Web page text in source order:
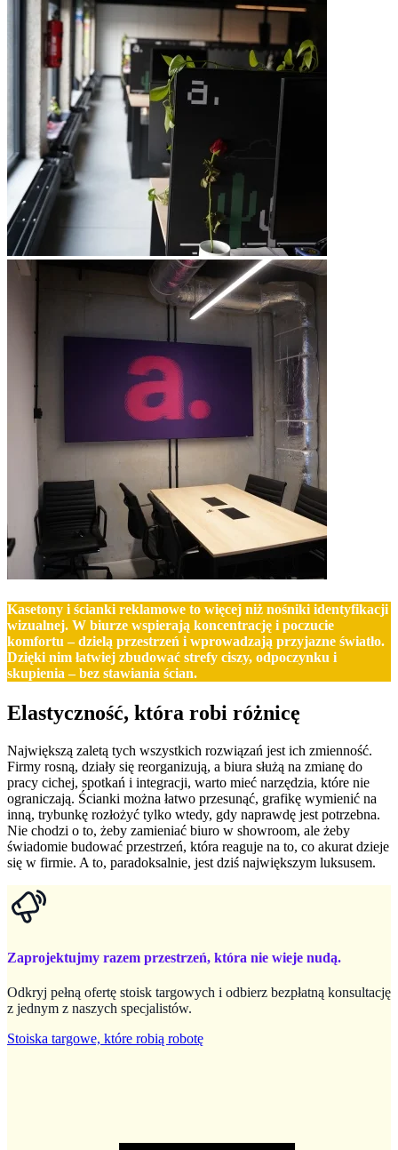
Kasetony i ścianki reklamowe to więcej niż nośniki identyfikacji
wizualnej. W biurze wspierają koncentrację i poczucie
komfortu – dzielą przestrzeń i wprowadzają przyjazne światło.
Dzięki nim łatwiej zbudować strefy ciszy, odpoczynku i
skupienia – bez stawiania ścian.
Elastyczność, która robi różnicę
Największą zaletą tych wszystkich rozwiązań jest ich zmienność.
Firmy rosną, działy się reorganizują, a biura służą na zmianę do
pracy cichej, spotkań i integracji, warto mieć narzędzia, które nie
ograniczają. Ścianki można łatwo przesunąć, grafikę wymienić na
inną, trybunkę rozłożyć tylko wtedy, gdy naprawdę jest potrzebna.
Nie chodzi o to, żeby zamieniać biuro w showroom, ale żeby
świadomie budować przestrzeń, która reaguje na to, co akurat dzieje
się w firmie. A to, paradoksalnie, jest dziś największym luksusem.
Zaprojektujmy razem przestrzeń, która nie wieje nudą.
Odkryj pełną ofertę stoisk targowych i odbierz bezpłatną konsultację
z jednym z naszych specjalistów.
Stoiska targowe, które robią robotę